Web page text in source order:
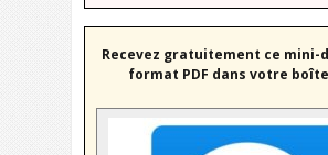
Recevez gratuitement ce mini-
format PDF dans votre